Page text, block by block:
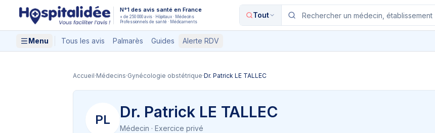
Aller au contenu principal N°1 des avis santé en France
+ de 250 000 avis · Hôpitaux · Médecins
Professionnels de santé · Médicaments
Tout
Menu Tous les avis Palmarès Guides Alerte RDV
Accueil·Médecins·Gynécologie obstétrique·Dr. Patrick LE TALLEC
PL Dr. Patrick LE TALLEC
Médecin · Exercice privé